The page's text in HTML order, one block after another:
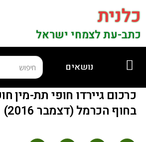
כלנית
כתב-עת לצמחי ישראל
נושאים
כרכום גיירדו חופי תת-מין
בחוף הכרמל (דצמבר 2016)